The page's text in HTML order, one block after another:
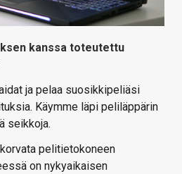
kanssa toteutettu
ja pelaa suosikkipeliäsi
Käymme läpi peliläppärin
seikkoja.
pelitietokoneen
on nykyaikaisen